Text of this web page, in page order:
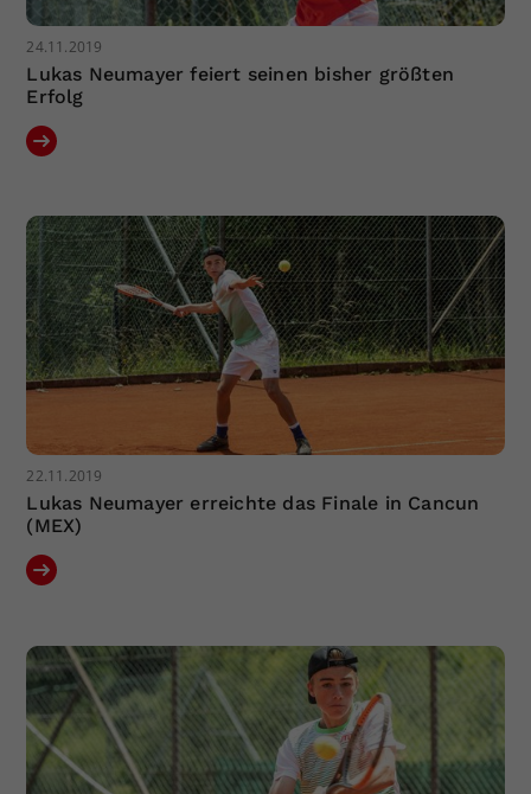
24.11.2019
Lukas Neumayer feiert seinen bisher größten
Erfolg
22.11.2019
Lukas Neumayer erreichte das Finale in Cancun
(MEX)